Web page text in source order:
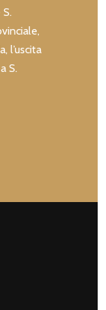
l’uscita
S.